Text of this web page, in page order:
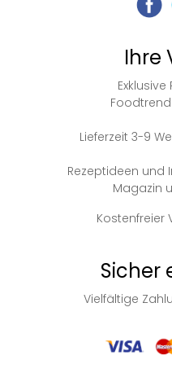
Ihre
Lieferzeit 3-9
Rezeptideen und
Magazin
Kostenfreier
Sicher
Vielfältige